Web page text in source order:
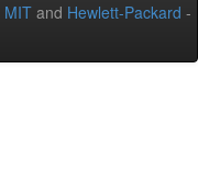
MIT and Hewlett-Packard -